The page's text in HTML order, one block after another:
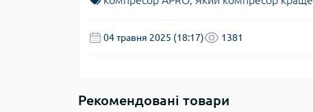
04 травня 2025 (18:17) 1381
Рекомендовані товари